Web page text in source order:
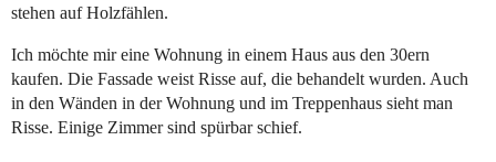
stehen auf Holzfählen.
Ich möchte mir eine Wohnung in einem Haus aus den 30ern
kaufen. Die Fassade weist Risse auf, die behandelt wurden. Auch
in den Wänden in der Wohnung und im Treppenhaus sieht man
Risse. Einige Zimmer sind spürbar schief.